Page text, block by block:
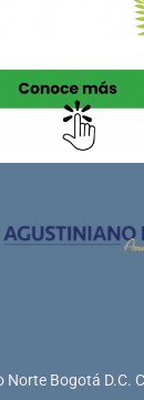
Bogotá D.C.